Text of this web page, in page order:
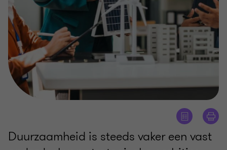
Duurzaamheid is steeds vaker een vast